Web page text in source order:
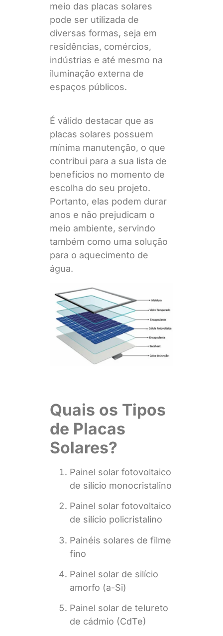
meio das placas solares
pode ser utilizada de
diversas formas, seja em
residências, comércios,
indústrias e até mesmo na
iluminação externa de
espaços públicos.
É válido destacar que as
placas solares possuem
mínima manutenção, o que
contribui para a sua lista de
benefícios no momento de
escolha do seu projeto.
Portanto, elas podem durar
anos e não prejudicam o
meio ambiente, servindo
também como uma solução
para o aquecimento de
água.
Quais os Tipos
de Placas
Solares?
Painel solar fotovoltaico
de silício monocristalino
Painel solar fotovoltaico
de silício policristalino
Painéis solares de filme
fino
Painel solar de silício
amorfo (a-Si)
Painel solar de telureto
de cádmio (CdTe)